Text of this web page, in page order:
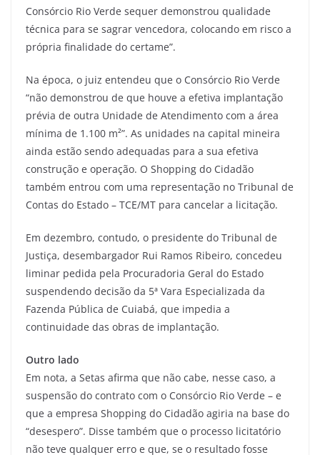
Consórcio Rio Verde sequer demonstrou qualidade
técnica para se sagrar vencedora, colocando em risco a
própria finalidade do certame”.
Na época, o juiz entendeu que o Consórcio Rio Verde
“não demonstrou de que houve a efetiva implantação
prévia de outra Unidade de Atendimento com a área
mínima de 1.100 m²”. As unidades na capital mineira
ainda estão sendo adequadas para a sua efetiva
construção e operação. O Shopping do Cidadão
também entrou com uma representação no Tribunal de
Contas do Estado – TCE/MT para cancelar a licitação.
Em dezembro, contudo, o presidente do Tribunal de
Justiça, desembargador Rui Ramos Ribeiro, concedeu
liminar pedida pela Procuradoria Geral do Estado
suspendendo decisão da 5ª Vara Especializada da
Fazenda Pública de Cuiabá, que impedia a
continuidade das obras de implantação.
Outro lado
Em nota, a Setas afirma que não cabe, nesse caso, a
suspensão do contrato com o Consórcio Rio Verde – e
que a empresa Shopping do Cidadão agiria na base do
“desespero”. Disse também que o processo licitatório
não teve qualquer erro e que, se o resultado fosse